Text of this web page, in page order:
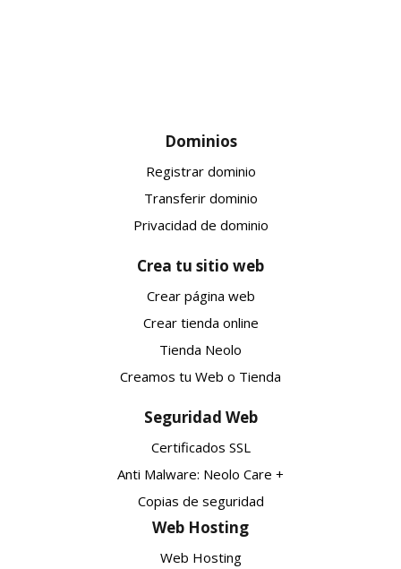
Dominios
Registrar dominio
Transferir dominio
Privacidad de dominio
Crea tu sitio web
Crear página web
Crear tienda online
Tienda Neolo
Creamos tu Web o Tienda
Seguridad Web
Certificados SSL
Anti Malware: Neolo Care +
Copias de seguridad
Web Hosting
Web Hosting